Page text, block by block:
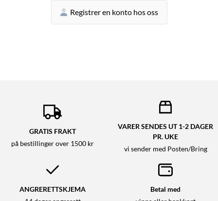
Registrer en konto hos oss
GRATIS FRAKT
på bestillinger over 1500 kr
VARER SENDES UT 1-2 DAGER
PR. UKE
vi sender med Posten/Bring
ANGRERETTSKJEMA Betal med